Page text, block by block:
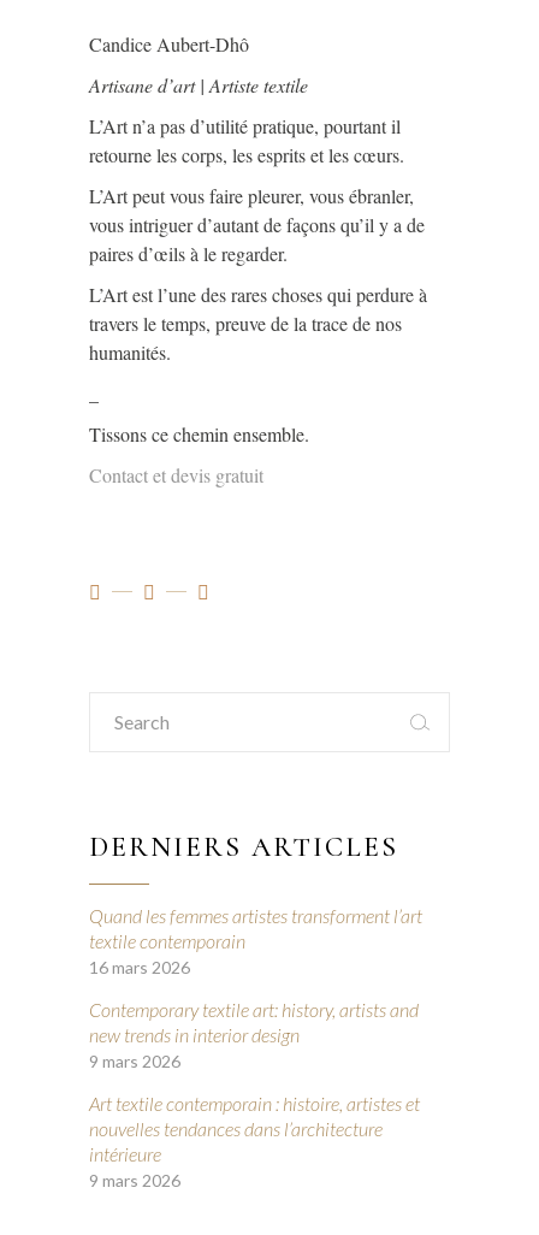
Candice Aubert-Dhô
Artisane d’art | Artiste textile
L’Art n’a pas d’utilité pratique, pourtant il
retourne les corps, les esprits et les cœurs.
L’Art peut vous faire pleurer, vous ébranler,
vous intriguer d’autant de façons qu’il y a de
paires d’œils à le regarder.
L’Art est l’une des rares choses qui perdure à
travers le temps, preuve de la trace de nos
humanités.
Tissons ce chemin ensemble.
Contact et devis gratuit
Search
for:
DERNIERS ARTICLES
Quand les femmes artistes transforment l’art
textile contemporain
16 mars 2026
Contemporary textile art: history, artists and
new trends in interior design
9 mars 2026
Art textile contemporain : histoire, artistes et
nouvelles tendances dans l’architecture
intérieure
9 mars 2026